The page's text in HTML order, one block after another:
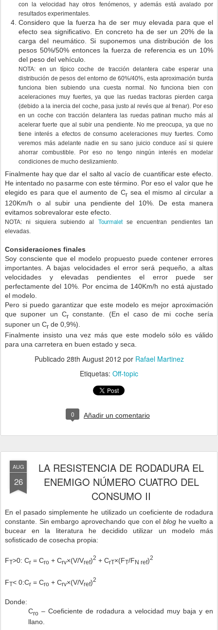
con la velocidad hay otros fenómenos, y además está avalado por
resultados experimentales.
Considero que la fuerza ha de ser muy elevada para que el
efecto sea significativo. En concreto ha de ser un 20% de la
carga del neumático. Si suponemos una distribución de los
pesos 50%/50% entonces la fuerza de referencia es un 10%
del peso del vehículo.
NOTA: en un típico coche de tracción delantera cabe esperar una
distribución de pesos del entorno de 60%/40%, esta aproximación burda
funciona bien subiendo una cuesta normal. No funciona bien con
aceleraciones muy fuertes, ya que las ruedas tractoras pierden carga
(debido a la inercia del coche, pasa justo al revés que al frenar). Por eso
en un coche con tracción delantera las ruedas patinan mucho más al
acelerar fuerte que al subir una pendiente. No me preocupa, ya que no
tiene interés a efectos de consumo aceleraciones muy fuertes. Como
veremos más adelante nadie en su sano juicio conduce así si quiere
ahorrar combustible. Por eso no tengo ningún interés en modelar
condiciones de mucho deslizamiento.
Finalmente hay que dar el salto al vacío de cuantificar este efecto.
He intentado no pasarme con este término. Por eso el valor que he
elegido es para que el aumento de Crsea el mismo al circular a
120Km/h o al subir una pendiente del 10%. De esta manera
evitamos sobrevalorar este efecto.
NOTA: ni siquiera subiendo al Tourmaletse encuentran pendientes tan
elevadas.
Consideraciones finales
Soy consciente que el modelo propuesto puede contener errores
importantes. A bajas velocidades el error será pequeño, a altas
velocidades y elevadas pendientes el error puede ser
perfectamente del 10%. Por encima de 140Km/h no está ajustado
el modelo.
Pero si puedo garantizar que este modelo es mejor aproximación
que suponer un Cr
constante. (En el caso de mi coche sería
suponer un Cr de 0,9%).
Finalmente insisto una vez más que este modelo sólo es válido
para una carretera en buen estado y seca.
Publicado 28th August 2012 por Rafael Martinez
Etiquetas: Off-topic
0 Añadir un comentario
AUG
26
LA RESISTENCIA DE RODADURA EL
ENEMIGO NÚMERO CUATRO DEL
CONSUMO II
En el pasado simplemente he utilizado un coeficiente de rodadura
constante. Sin embargo aprovechando que con el bloghe vuelto a
bucear en la literatura he decidido utilizar un modelo más
sofisticado de cosecha propia:
FT>0: Cr = Cro + Crv×(V/Vref)2 + CrT×(FT/F N ref)2
FT< 0:Cr = Cro + Crv×(V/Vref)2
Donde:
Cro – Coeficiente de rodadura a velocidad muy baja y en
llano.